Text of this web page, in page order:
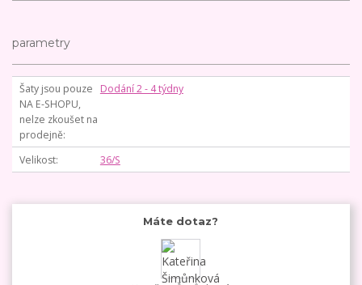
parametry
Šaty jsou pouze
NA E-SHOPU,
nelze zkoušet na
prodejně
Dodání 2 - 4 týdny
Velikost 36/S
Máte dotaz?